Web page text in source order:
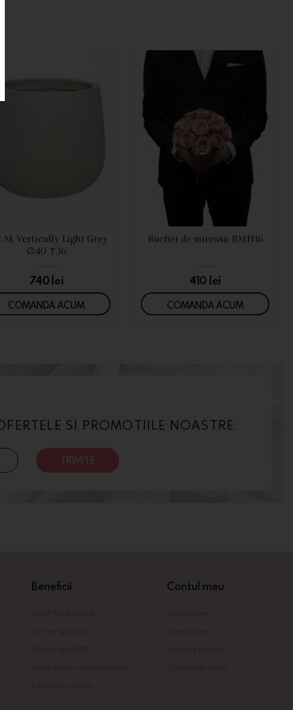
VEZI DETALII
M, Vertically Light Grey
∅40 ↑36
740 lei
COMANDA ACUM
VEZI DETALII
Buchet de mireasa BMN16
410 lei
COMANDA ACUM
SI PROMOTIILE NOASTRE.
TRIMITE
Beneficii Contul meu